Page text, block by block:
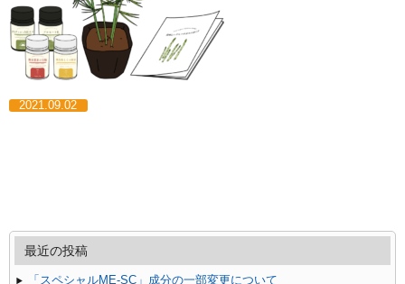
2021.09.02
最近の投稿
「スペシャルME-SC」成分の一部変更について